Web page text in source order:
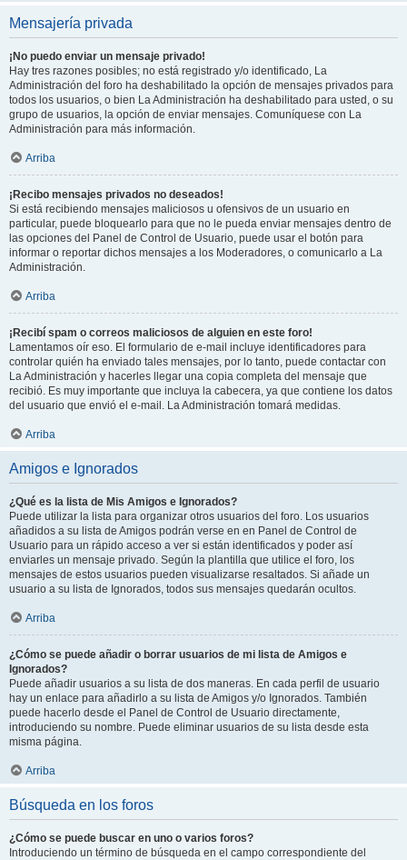
Mensajería privada
¡No puedo enviar un mensaje privado!
Hay tres razones posibles; no está registrado y/o identificado, La
Administración del foro ha deshabilitado la opción de mensajes privados para
todos los usuarios, o bien La Administración ha deshabilitado para usted, o su
grupo de usuarios, la opción de enviar mensajes. Comuníquese con La
Administración para más información.
Arriba
¡Recibo mensajes privados no deseados!
Si está recibiendo mensajes maliciosos u ofensivos de un usuario en
particular, puede bloquearlo para que no le pueda enviar mensajes dentro de
las opciones del Panel de Control de Usuario, puede usar el botón para
informar o reportar dichos mensajes a los Moderadores, o comunicarlo a La
Administración.
Arriba
¡Recibí spam o correos maliciosos de alguien en este foro!
Lamentamos oír eso. El formulario de e-mail incluye identificadores para
controlar quién ha enviado tales mensajes, por lo tanto, puede contactar con
La Administración y hacerles llegar una copia completa del mensaje que
recibió. Es muy importante que incluya la cabecera, ya que contiene los datos
del usuario que envió el e-mail. La Administración tomará medidas.
Arriba
Amigos e Ignorados
¿Qué es la lista de Mis Amigos e Ignorados?
Puede utilizar la lista para organizar otros usuarios del foro. Los usuarios
añadidos a su lista de Amigos podrán verse en en Panel de Control de
Usuario para un rápido acceso a ver si están identificados y poder así
enviarles un mensaje privado. Según la plantilla que utilice el foro, los
mensajes de estos usuarios pueden visualizarse resaltados. Si añade un
usuario a su lista de Ignorados, todos sus mensajes quedarán ocultos.
Arriba
¿Cómo se puede añadir o borrar usuarios de mi lista de Amigos e
Ignorados?
Puede añadir usuarios a su lista de dos maneras. En cada perfil de usuario
hay un enlace para añadirlo a su lista de Amigos y/o Ignorados. También
puede hacerlo desde el Panel de Control de Usuario directamente,
introduciendo su nombre. Puede eliminar usuarios de su lista desde esta
misma página.
Arriba
Búsqueda en los foros
¿Cómo se puede buscar en uno o varios foros?
Introduciendo un término de búsqueda en el campo correspondiente del